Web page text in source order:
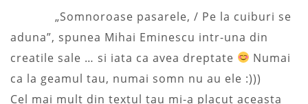
„Somnoroase pasarele, / Pe la cuiburi se
aduna”, spunea Mihai Eminescu intr-una din
creatile sale … si iata ca avea dreptate
Numai
ca la geamul tau, numai somn nu au ele :)))
Cel mai mult din textul tau mi-a placut aceasta